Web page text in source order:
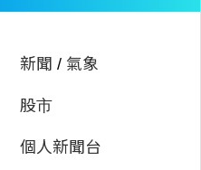
新聞 / 氣象
股市
個人新聞台